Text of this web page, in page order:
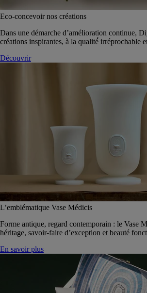
Eco-concevoir nos créations
Dans une démarche d’amélioration continue,
créations inspirantes, à la qualité́ irréprochable
Découvrir
L’emblématique Vase Médicis
Forme antique, regard contemporain : le Vase
héritage, savoir-faire d’exception et beauté
En savoir plus